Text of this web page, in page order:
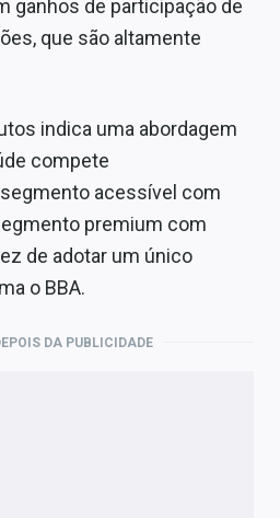
ganhos de participação de
que são altamente
indica uma abordagem
compete
acessível com
premium com
de adotar um único
o BBA.
DA PUBLICIDADE